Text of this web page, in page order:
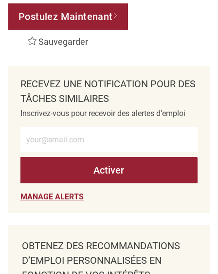
Postulez Maintenant
Sauvegarder
RECEVEZ UNE NOTIFICATION POUR DES
TÂCHES SIMILAIRES
Inscrivez-vous pour recevoir des alertes d’emploi
Activer
MANAGE ALERTS
OBTENEZ DES RECOMMANDATIONS
D’EMPLOI PERSONNALISÉES EN